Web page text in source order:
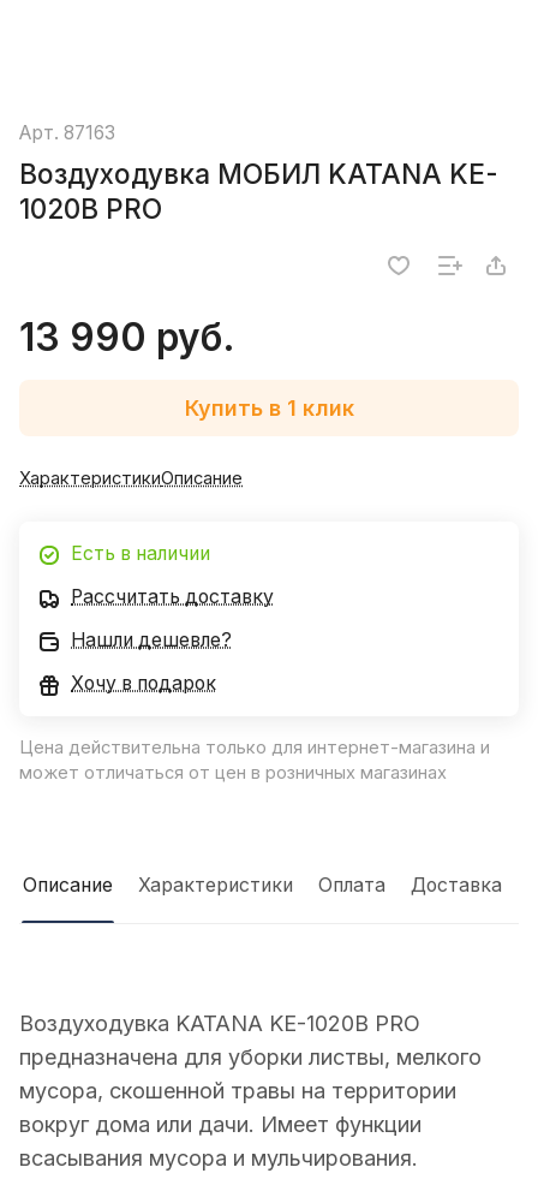
Арт. 87163
Воздуходувка МОБИЛ KATANA KE-
1020B PRO
13 990 руб.
Купить в 1 клик
ХарактеристикиОписание
Есть в наличии
Рассчитать доставку
Нашли дешевле?
Хочу в подарок
Цена действительна только для интернет-магазина и
может отличаться от цен в розничных магазинах
Описание Характеристики Оплата Доставка
Воздуходувка KATANA KE-1020B PRO
предназначена для уборки листвы, мелкого
мусора, скошенной травы на территории
вокруг дома или дачи. Имеет функции
всасывания мусора и мульчирования.